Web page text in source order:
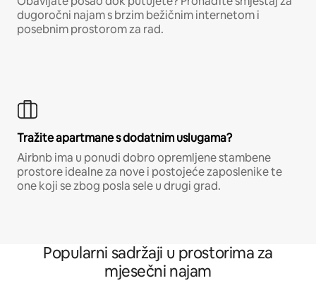
dugoročni najam s brzim bežičnim internetom i
posebnim prostorom za rad.
Tražite apartmane s dodatnim uslugama?
Airbnb ima u ponudi dobro opremljene stambene
prostore idealne za nove i postojeće zaposlenike te
one koji se zbog posla sele u drugi grad.
Popularni sadržaji u prostorima za
mjesečni najam